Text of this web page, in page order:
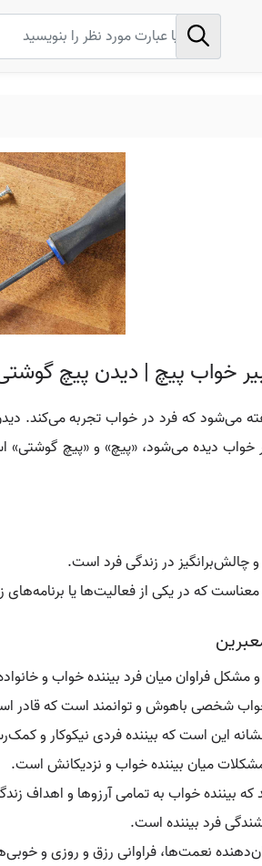
خواب پیچ | دیدن پیچ
می‌شود که فرد در خواب تجربه می‌کند.
دیده می‌شود، «پیچ» و «پیچ گوشتی»
چالش‌برانگیز در زندگی فرد است.
معناست که در یکی از فعالیت‌ها یا
فراوان میان فرد بیننده خواب و
شخصی باهوش و توانمند است که قادر
این است که بیننده فردی نیکوکار و
میان بیننده خواب و نزدیکانش است.
خواب به تمامی آرزوها و اهداف
فرد بیننده است.
نعمت‌ها، فراوانی رزق و روزی و